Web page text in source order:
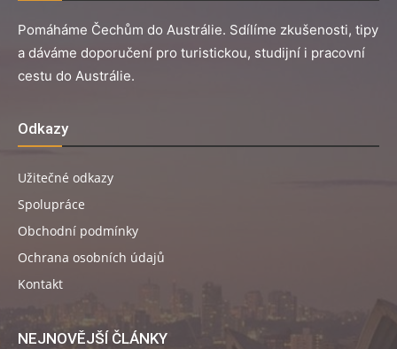
Pomáháme Čechům do Austrálie. Sdílíme zkušenosti, tipy
a dáváme doporučení pro turistickou, studijní i pracovní
cestu do Austrálie.
Odkazy
Užitečné odkazy
Spolupráce
Obchodní podmínky
Ochrana osobních údajů
Kontakt
NEJNOVĚJŠÍ ČLÁNKY